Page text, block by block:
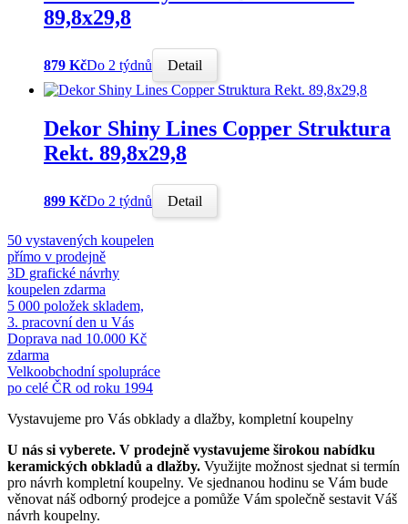
89,8x29,8
879 KčDo 2 týdnů Detail
Dekor Shiny Lines Copper Struktura
Rekt. 89,8x29,8
899 KčDo 2 týdnů Detail
50 vystavených koupelen
přímo v prodejně
3D grafické návrhy
koupelen zdarma
5 000 položek skladem,
3. pracovní den u Vás
Doprava nad 10.000 Kč
zdarma
Velkoobchodní spolupráce
po celé ČR od roku 1994
Vystavujeme pro Vás obklady a dlažby, kompletní koupelny
U nás si vyberete. V prodejně vystavujeme širokou nabídku
keramických obkladů a dlažby. Využijte možnost sjednat si termín
pro návrh kompletní koupelny. Ve sjednanou hodinu se Vám bude
věnovat náš odborný prodejce a pomůže Vám společně sestavit Váš
návrh koupelny.